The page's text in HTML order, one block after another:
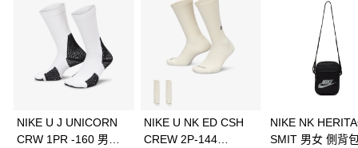
3 期 0 利率 每期 21家銀行
合作金庫商業銀行
第一商業銀行
華南商業銀行
彰化商業銀行
上海商業儲蓄銀行
Apple Pay
全盈+PAY
NIKE U J UNICORN
CRW 1PR -160 男女
NIKE U NK ED CSH
CREW 2P-144
NIKE NK
SMIT 男女 側背